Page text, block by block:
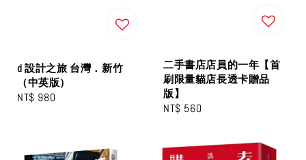
d 設計之旅 台灣．新⽵
（中英版）
Regular
NT$ 980
二手書店店員的一年【首
刷限量貓店長透卡贈品
版】
Regular
NT$ 560